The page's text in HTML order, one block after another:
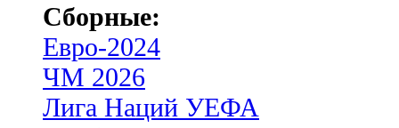
Сборные:
Евро-2024
ЧМ 2026
Лига Наций УЕФА